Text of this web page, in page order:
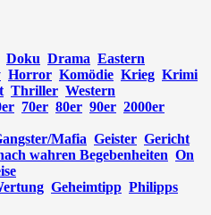
Doku Drama Eastern
Horror Komödie Krieg Krimi
Thriller Western
70er 80er 90er 2000er
Mafia Geister Gericht
wahren Begebenheiten On
Geheimtipp Philipps